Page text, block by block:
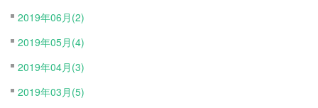
2019年06月(2)
2019年05月(4)
2019年04月(3)
2019年03月(5)